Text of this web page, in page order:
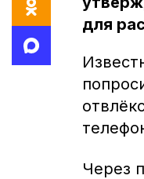
для
Через